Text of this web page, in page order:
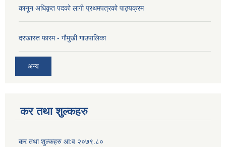
कानून अधिकृत पदको लागी प्रथमपत्रको पाठ्यक्रम
दरखास्त फारम - गाैमुखी गाउपालिका
अन्य
कर तथा शुल्कहरु
कर तथा शुल्कहरु आ:व २०७९.८०